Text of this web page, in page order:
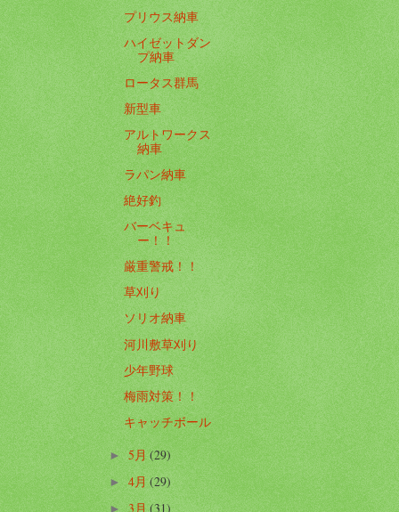
プリウス納車
ハイゼットダン
プ納車
ロータス群馬
新型車
アルトワークス
納車
ラパン納車
絶好釣
バーベキュ
ー！！
厳重警戒！！
草刈り
ソリオ納車
河川敷草刈り
少年野球
梅雨対策！！
キャッチボール
►5月(29)
►4月(29)
►3月(31)